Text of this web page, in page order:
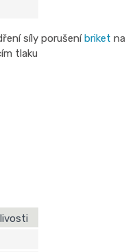
síly porušeníbriket na
tlaku